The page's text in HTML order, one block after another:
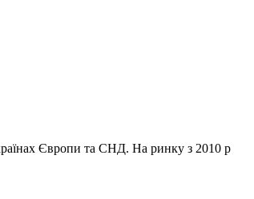
Європи та СНД. На ринку з 2010 р